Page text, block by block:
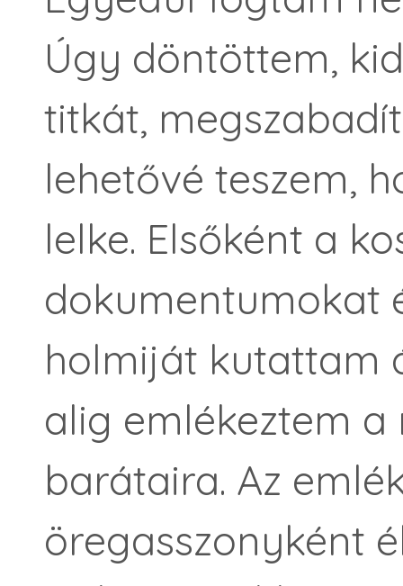
Úgy döntöttem,
titkát,
lehetővé teszem,
lelke. Elsőként a
dokumentumokat
holmiját kutattam
alig emlékeztem
barátaira. Az
öregasszonyként